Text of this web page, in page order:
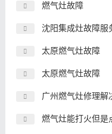
燃气灶故障
沈阳集成灶故障服
太原燃气灶故障
太原燃气灶故障
广州燃气灶修理解
燃气灶能打火但是